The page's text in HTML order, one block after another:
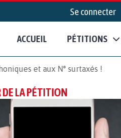
Se connecter
ACCUEIL PÉTITIONS
et aux N° surtaxés !
DE LA PÉTITION